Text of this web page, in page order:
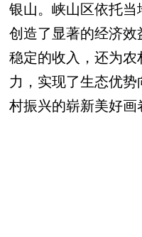
银山。峡山区依托当
创造了显著的经济效
稳定的收入，还为
力，实现了生态优
村振兴的崭新美好画